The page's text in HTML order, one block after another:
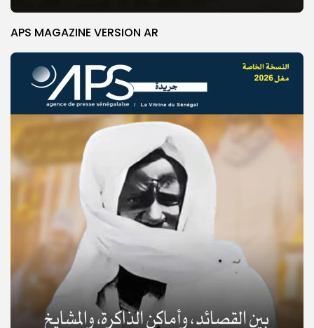
© Copyright 2025, APS
APS MAGAZINE VERSION AR